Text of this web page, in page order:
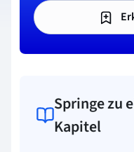
Springe zu
Kapitel